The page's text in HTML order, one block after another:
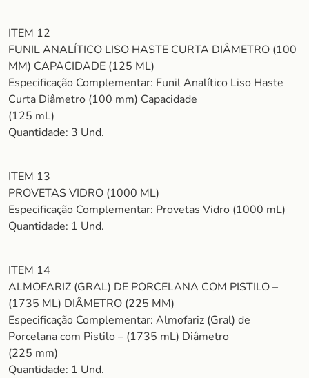
ITEM 12
FUNIL ANALÍTICO LISO HASTE CURTA DIÂMETRO (100
MM) CAPACIDADE (125 ML)
Especificação Complementar: Funil Analítico Liso Haste
Curta Diâmetro (100 mm) Capacidade
(125 mL)
Quantidade: 3 Und.
ITEM 13
PROVETAS VIDRO (1000 ML)
Especificação Complementar: Provetas Vidro (1000 mL)
Quantidade: 1 Und.
ITEM 14
ALMOFARIZ (GRAL) DE PORCELANA COM PISTILO –
(1735 ML) DIÂMETRO (225 MM)
Especificação Complementar: Almofariz (Gral) de
Porcelana com Pistilo – (1735 mL) Diâmetro
(225 mm)
Quantidade: 1 Und.